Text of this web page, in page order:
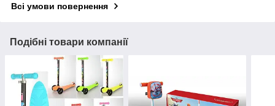
Всі умови повернення
Подібні товари компанії